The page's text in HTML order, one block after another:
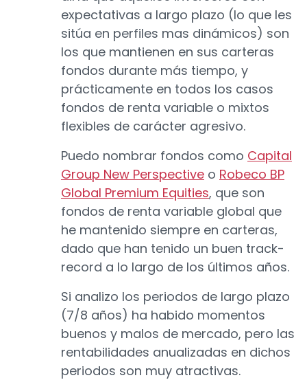
expectativas a largo plazo (lo que les
sitúa en perfiles mas dinámicos) son
los que mantienen en sus carteras
fondos durante más tiempo, y
prácticamente en todos los casos
fondos de renta variable o mixtos
flexibles de carácter agresivo.
Puedo nombrar fondos como Capital
Group New Perspective o Robeco BP
Global Premium Equities, que son
fondos de renta variable global que
he mantenido siempre en carteras,
dado que han tenido un buen track-
record a lo largo de los últimos años.
Si analizo los periodos de largo plazo
(7/8 años) ha habido momentos
buenos y malos de mercado, pero las
rentabilidades anualizadas en dichos
periodos son muy atractivas.